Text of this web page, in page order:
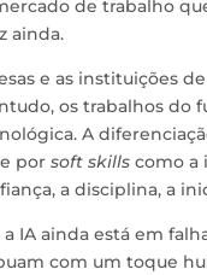
de trabalho
ainda.
e as instituições
os trabalhos do
A
por soft skills como a
a disciplina, a
IA ainda está em
com um toque